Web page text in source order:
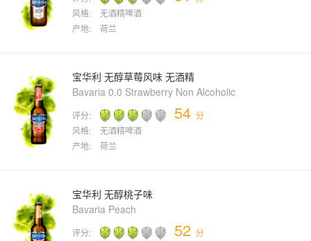
风格:
无酒精啤酒
产地:
荷兰
宝华利 无醇草莓风味 无酒精
Bavaria 0.0 Strawberry Non Alcoholic
评分: 54 分
风格:
无酒精啤酒
产地:
荷兰
宝华利 无醇桃子味
Bavaria Peach
评分: 52 分